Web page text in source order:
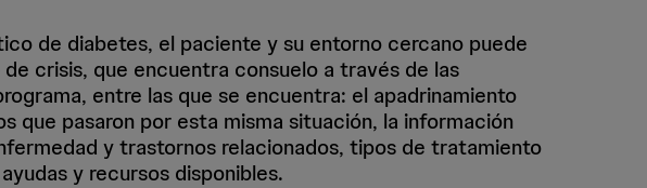
de diabetes, el paciente y su entorno cercano puede
crisis, que encuentra consuelo a través de las
entre las que se encuentra: el apadrinamiento
que pasaron por esta misma situación, la información
y trastornos relacionados, tipos de tratamiento
y recursos disponibles.